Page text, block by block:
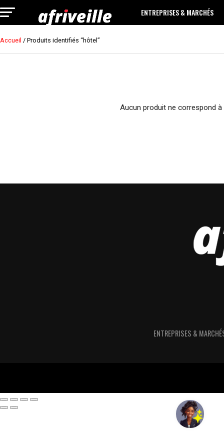
ENTREPRISES & MARCHÉS
Accueil / Produits identifiés “hôtel”
Aucun produit ne correspond
ENTREPRISES &